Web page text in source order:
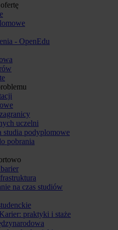
- OpenEdu
uczelni
studia podyplomowe
pobrania
na czas studiów
praktyki i staże